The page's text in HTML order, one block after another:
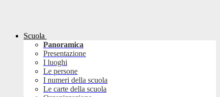
Scuola
Panoramica
Presentazione
I luoghi
Le persone
I numeri della scuola
Le carte della scuola